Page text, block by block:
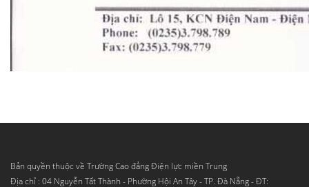
Bản quyền thuộc về Trường Cao đẳng Điện lực miền Trung
Địa chỉ : 04 Nguyễn Tất Thành - Phường Hội An Tây - TP. Đà Nẵng - ĐT: